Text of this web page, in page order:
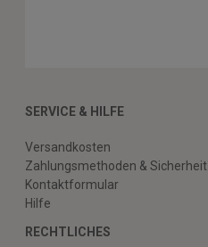
SERVICE & HILFE
Versandkosten
Zahlungsmethoden & Sicherheit
Kontaktformular
Hilfe
RECHTLICHES